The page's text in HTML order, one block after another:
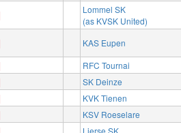
Lommel SK
(as KVSK United)
KAS Eupen
RFC Tournai
SK Deinze
KVK Tienen
KSV Roeselare
Lierse SK